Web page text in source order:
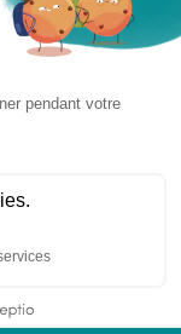
d'Azur